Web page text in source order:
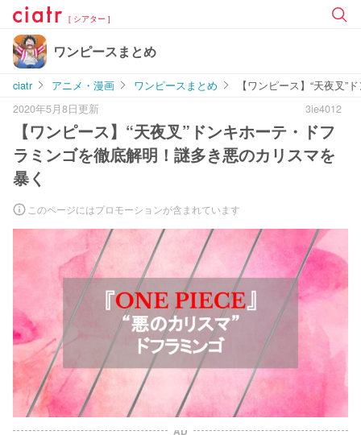
[ シアター ]
ワンピースまとめ
ciatr アニメ・漫画 ワンピースまとめ
【ワンピース】“天夜叉
2020年5月8日更新
3ie4012
【ワンピース】“天夜叉”ドンキホーテ・ドフ
ラミンゴを徹底解明！謎多き悪のカリスマを
暴く
このページにはプロモーションが含まれています
AD